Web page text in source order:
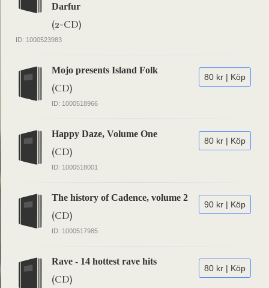
Darfur
(2-CD)
ID: 1000523983
80 kr | Köp
Mojo presents Island Folk
(CD)
ID: 1000518966
80 kr | Köp
Happy Daze, Volume One
(CD)
ID: 1000518001
90 kr | Köp
The history of Cadence, volume 2
(CD)
ID: 1000517985
80 kr | Köp
Rave - 14 hottest rave hits
(CD)